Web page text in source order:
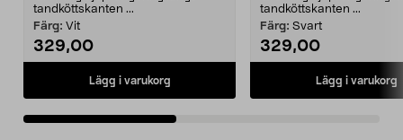
tandköttskanten ...
Färg: Vit
329,00
Lägg i varukorg
tandköttskanten ...
Färg: Svart
329,00
Lägg i varukorg